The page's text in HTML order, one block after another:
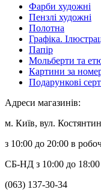
Фарби художні
Пензлі художні
Полотна
Графіка.
Папір
Мольберти та
Картини за
Подарункові
Адреси магазинів:
м. Київ, вул.
з 10:00 до 20:00 в
СБ-НД з 10:00 до 18:00
(063) 137-30-34